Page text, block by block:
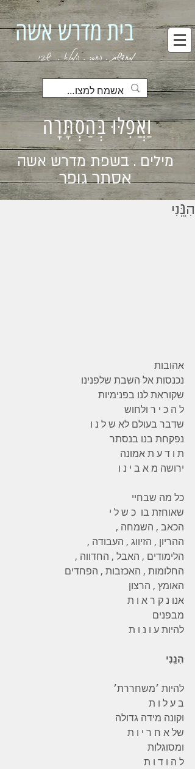
בית מדרש אשה
מחדשת . החסר . המלא . שבי
וַאֲפִלּוּ בְּהַסְתָּרָה
מילים . בשפת מדרש אשה
אסתר גופר
הִנֵּֽנִי
אהובות
נכנסות אל השבת שלפנינו
שקוראת לנו בפנימיות
ל ה כ י ר ולחוש
שדבר בעולם לא ש ל נ ו
נפקחת בנו בנסתר
ת ו ד ע ת אמונה
ירושה מ א ב י נ ו
כל מה שבחיי
שאוחזת בו  כ ש ל י
הכאב , השמחה ,
ההריון , הזיווג , העבודה ,
הלימודים , האבל , החדווה ,
החלומות , האכזבות , הפחדים
האומץ , הרצון
אנו נ ק ר א ו ת
מבפנים
להיות ע ו נ ו ת
הִנֵּֽנִי
להיות ׳משחררת׳
ב ע ל ו ת
וקונה מידה גדולה
של א ח ר י ו ת
ומסוגלות
ל ה ו ד ו ת